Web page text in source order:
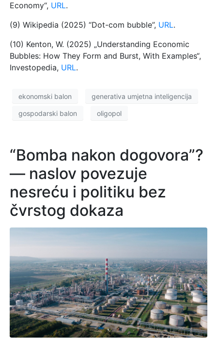
Economy“, URL.
(9) Wikipedia (2025) “Dot-com bubble”, URL.
(10) Kenton, W. (2025) „Understanding Economic
Bubbles: How They Form and Burst, With Examples“,
Investopedia, URL.
ekonomski balon generativa umjetna inteligencija
gospodarski balon oligopol
“Bomba nakon dogovora”?
— naslov povezuje
nesreću i politiku bez
čvrstog dokaza